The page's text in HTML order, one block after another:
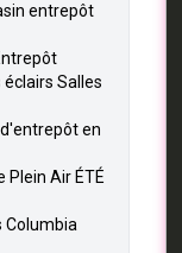
entrepôt
éclairs Salles
en
Plein Air ÉTÉ
Columbia